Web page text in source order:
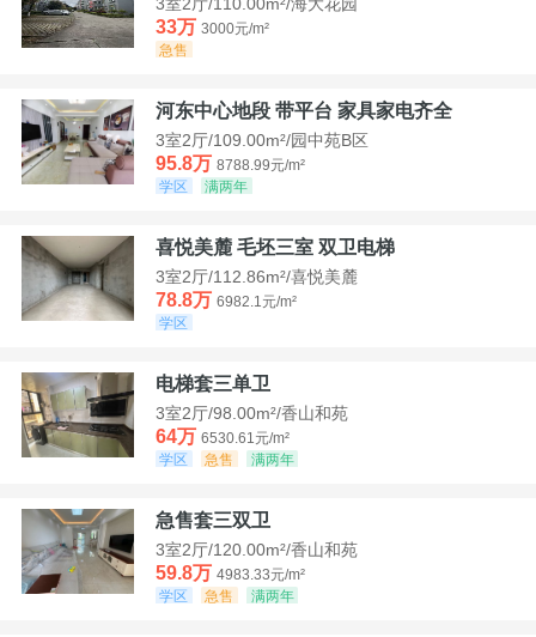
33万 3000元/m²
急售
河东中心地段 带平台 家具家电齐全
3室2厅/109.00m²/园中苑B区
95.8万 8788.99元/m²
学区
满两年
喜悦美麓 毛坯三室 双卫电梯
3室2厅/112.86m²/喜悦美麓
78.8万 6982.1元/m²
学区
电梯套三单卫
3室2厅/98.00m²/香山和苑
64万 6530.61元/m²
学区
急售 满两年
急售套三双卫
3室2厅/120.00m²/香山和苑
59.8万 4983.33元/m²
学区
急售 满两年